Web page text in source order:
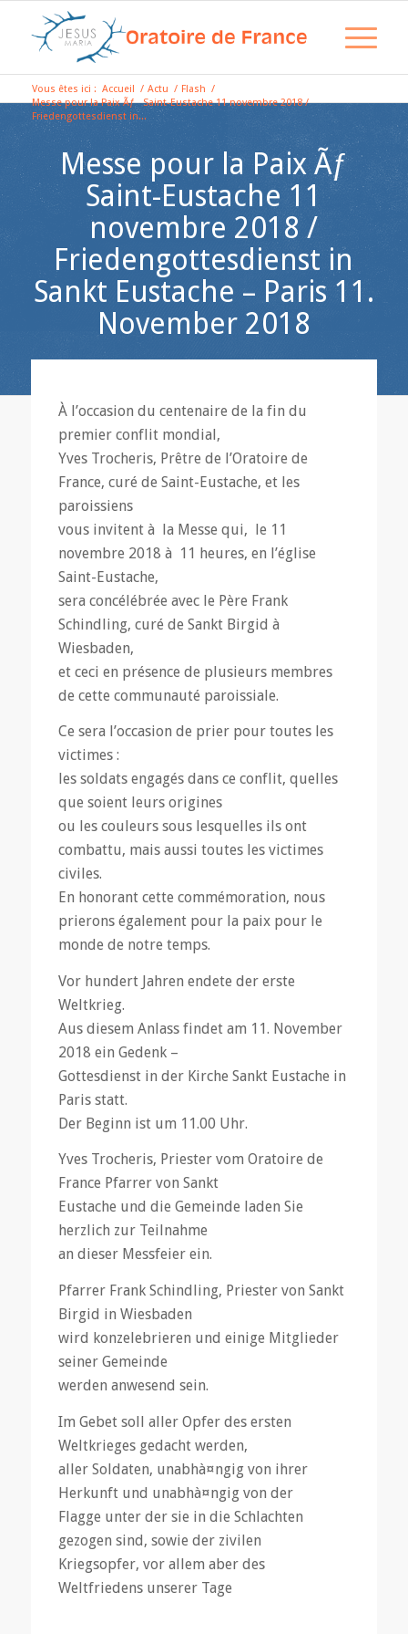
Vous êtes ici : Accueil / Actu / Flash /
Messe pour la Paix Ãƒ Saint-Eustache 11 novembre 2018 /
Friedengottesdienst in...
Messe pour la Paix Ãƒ
Saint-Eustache 11
novembre 2018 /
Friedengottesdienst in
Sankt Eustache – Paris 11.
November 2018
À l’occasion du centenaire de la fin du
premier conflit mondial,
Yves Trocheris, Prêtre de l’Oratoire de
France, curé de Saint-Eustache, et les
paroissiens
vous invitent à la Messe qui, le 11
novembre 2018 à 11 heures, en l’église
Saint-Eustache,
sera concélébrée avec le Père Frank
Schindling, curé de Sankt Birgid à
Wiesbaden,
et ceci en présence de plusieurs membres
de cette communauté paroissiale.
Ce sera l’occasion de prier pour toutes les
victimes :
les soldats engagés dans ce conflit, quelles
que soient leurs origines
ou les couleurs sous lesquelles ils ont
combattu, mais aussi toutes les victimes
civiles.
En honorant cette commémoration, nous
prierons également pour la paix pour le
monde de notre temps.
Vor hundert Jahren endete der erste
Weltkrieg.
Aus diesem Anlass findet am 11. November
2018 ein Gedenk –
Gottesdienst in der Kirche Sankt Eustache in
Paris statt.
Der Beginn ist um 11.00 Uhr.
Yves Trocheris, Priester vom Oratoire de
France Pfarrer von Sankt
Eustache und die Gemeinde laden Sie
herzlich zur Teilnahme
an dieser Messfeier ein.
Pfarrer Frank Schindling, Priester von Sankt
Birgid in Wiesbaden
wird konzelebrieren und einige Mitglieder
seiner Gemeinde
werden anwesend sein.
Im Gebet soll aller Opfer des ersten
Weltkrieges gedacht werden,
aller Soldaten, unabhà¤ngig von ihrer
Herkunft und unabhà¤ngig von der
Flagge unter der sie in die Schlachten
gezogen sind, sowie der zivilen
Kriegsopfer, vor allem aber des
Weltfriedens unserer Tage